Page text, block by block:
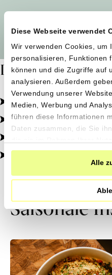
Diese Webseite verwendet
Wir verwenden Cookies, um
personalisieren, Funktionen
können und die Zugriffe auf
analysieren. Außerdem
Verwendung unserer
Medien, Werbung und
führen diese Informationen
Daten zusammen, die Sie
haben.
Alle
Dafür stehen wir
Pestizidfrei angebaut,
Natürliche Zutaten,
Von kleinen Höfen,
100% transparent,
Saisonale